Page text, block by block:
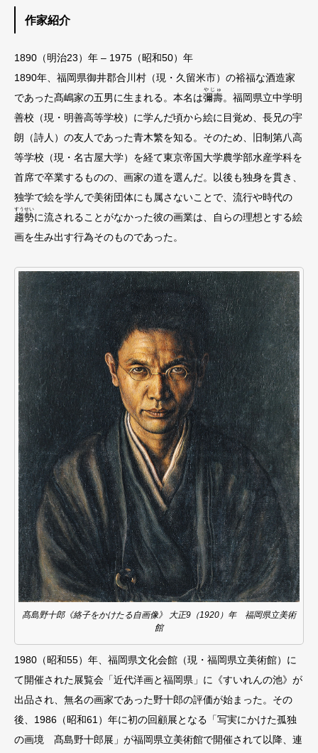
作家紹介
1890（明治23）年 – 1975（昭和50）年
1890年、福岡県御井郡合川村（現・久留⽶市）の裕福な酒造家
であった髙嶋家の五男に⽣まれる。本名は彌壽
やじゅ
。福岡県⽴中学明
善校（現・明善⾼等学校）に学んだ頃から絵に⽬覚め、⻑兄の宇
朗（詩⼈）の友⼈であった⻘⽊繁を知る。そのため、旧制第⼋⾼
等学校（現・名古屋⼤学）を経て東京帝国⼤学農学部⽔産学科を
⾸席で卒業するものの、画家の道を選んだ。以後も独⾝を貫き、
独学で絵を学んで美術団体にも属さないことで、流⾏や時代の
趨勢
すうせい
に流されることがなかった彼の画業は、⾃らの理想とする絵
画を⽣み出す⾏為そのものであった。
髙島野十郎《絡子をかけたる自画像》 大正9（1920）年 福岡県立美術
館
1980（昭和55）年、福岡県⽂化会館（現・福岡県⽴美術館）に
て開催された展覧会「近代洋画と福岡県」に《すいれんの池》が
出品され、無名の画家であった野⼗郎の評価が始まった。その
後、1986（昭和61）年に初の回顧展となる「写実にかけた孤独
の画境 髙島野⼗郎展」が福岡県⽴美術館で開催されて以降、連